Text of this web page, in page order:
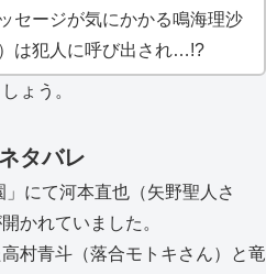
セージが気にかかる鳴海理沙
は犯人に呼び出され…!?
ょう。
タバレ
にて河本直也（矢野聖人さ
かれていました。
村青斗（落合モトキさん）と竜